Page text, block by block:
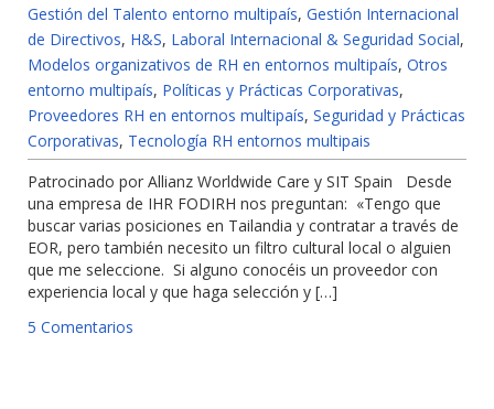
Gestión del Talento entorno multipaís, Gestión Internacional
de Directivos, H&S, Laboral Internacional & Seguridad Social,
Modelos organizativos de RH en entornos multipaís, Otros
entorno multipaís, Políticas y Prácticas Corporativas,
Proveedores RH en entornos multipaís, Seguridad y Prácticas
Corporativas, Tecnología RH entornos multipais
Patrocinado por Allianz Worldwide Care y SIT Spain Desde
una empresa de IHR FODIRH nos preguntan: «Tengo que
buscar varias posiciones en Tailandia y contratar a través de
EOR, pero también necesito un filtro cultural local o alguien
que me seleccione. Si alguno conocéis un proveedor con
experiencia local y que haga selección y […]
5 Comentarios